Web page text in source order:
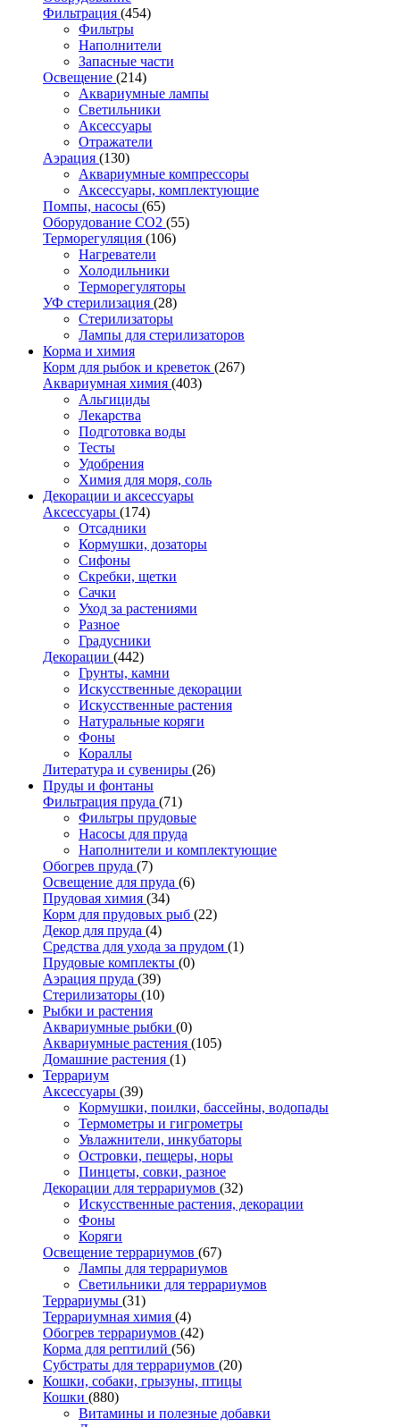
Фильтрация (454)
Фильтры
Наполнители
Запасные части
Освещение (214)
Аквариумные лампы
Светильники
Аксессуары
Отражатели
Аэрация (130)
Аквариумные компрессоры
Аксессуары, комплектующие
Помпы, насосы (65)
Оборудование CO2 (55)
Терморегуляция (106)
Нагреватели
Холодильники
Терморегуляторы
УФ стерилизация (28)
Стерилизаторы
Лампы для стерилизаторов
Корма и химия
Корм для рыбок и креветок (267)
Аквариумная химия (403)
Альгициды
Лекарства
Подготовка воды
Тесты
Удобрения
Химия для моря, соль
Декорации и аксессуары
Аксессуары (174)
Отсадники
Кормушки, дозаторы
Сифоны
Скребки, щетки
Сачки
Уход за растениями
Разное
Градусники
Декорации (442)
Грунты, камни
Искусственные декорации
Искусственные растения
Натуральные коряги
Фоны
Кораллы
Литература и сувениры (26)
Пруды и фонтаны
Фильтрация пруда (71)
Фильтры прудовые
Насосы для пруда
Наполнители и комплектующие
Обогрев пруда (7)
Освещение для пруда (6)
Прудовая химия (34)
Корм для прудовых рыб (22)
Декор для пруда (4)
Средства для ухода за прудом (1)
Прудовые комплекты (0)
Аэрация пруда (39)
Стерилизаторы (10)
Рыбки и растения
Аквариумные рыбки (0)
Аквариумные растения (105)
Домашние растения (1)
Террариум
Аксессуары (39)
Кормушки, поилки, бассейны, водопады
Термометры и гигрометры
Увлажнители, инкубаторы
Островки, пещеры, норы
Пинцеты, совки, разное
Декорации для террариумов (32)
Искусственные растения, декорации
Фоны
Коряги
Освещение террариумов (67)
Лампы для террариумов
Светильники для террариумов
Террариумы (31)
Террариумная химия (4)
Обогрев террариумов (42)
Корма для рептилий (56)
Субстраты для террариумов (20)
Кошки, собаки, грызуны, птицы
Кошки (880)
Витамины и полезные добавки